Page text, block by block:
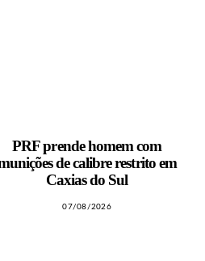
PRF prende homem com
de calibre restrito em
Caxias do Sul
07/08/2026